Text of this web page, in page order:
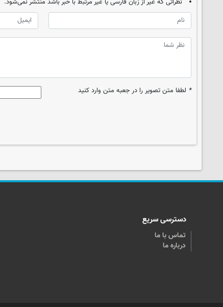
* لطفا متن تصویر را در جعبه متن وارد کنید
دسترسی سریع
تماس با ما
درباره ما